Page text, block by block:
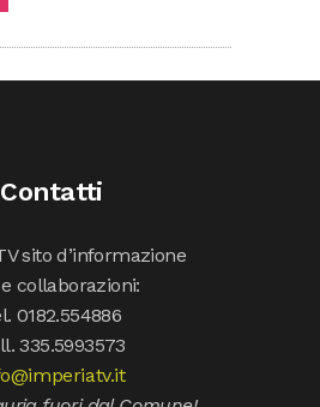
Contatti
sito d’informazione
collaborazioni:
0182.554886
335.5993573